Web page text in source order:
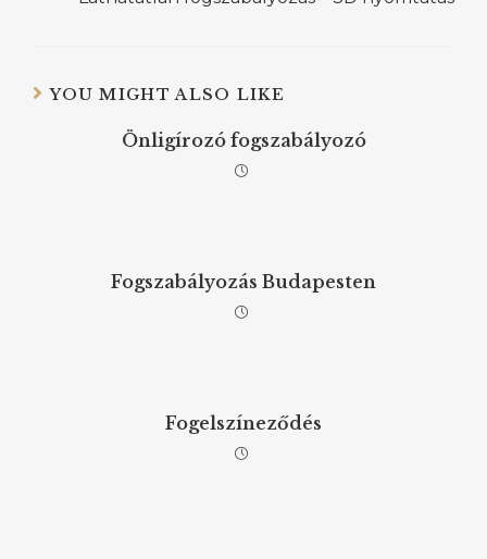
YOU MIGHT ALSO LIKE
Önligírozó fogszabályozó
Fogszabályozás Budapesten
Fogelszíneződés